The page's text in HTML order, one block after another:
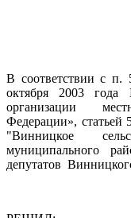
В соответствии с п.
октября 2003
организации
Федерации», статьей
"Винницкое
муниципального
депутатов